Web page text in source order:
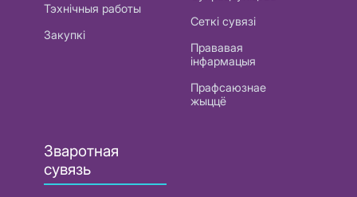
Тэхнічныя работы
Закупкі
Сеткі сувязі
Прававая
інфармацыя
Прафсаюзнае
жыццё
Зваротная
сувязь